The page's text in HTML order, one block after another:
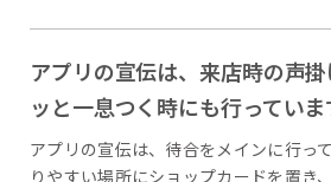
アプリの宣伝は、来店時の声
ッと一息つく時にも行っていま
アプリの宣伝は、待合をメインに行っ
りやすい場所にショップカードを置き